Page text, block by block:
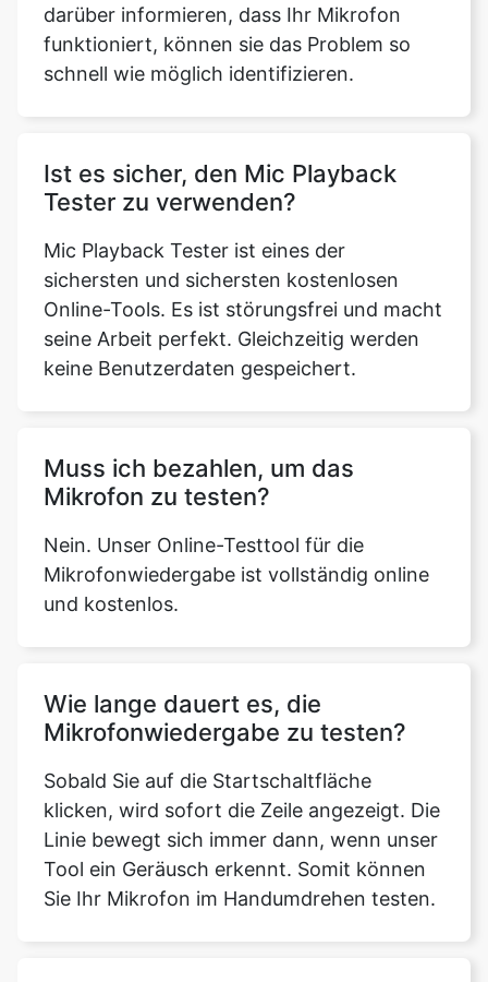
darüber informieren, dass Ihr Mikrofon
funktioniert, können sie das Problem so
schnell wie möglich identifizieren.
Ist es sicher, den Mic Playback
Tester zu verwenden?
Mic Playback Tester ist eines der
sichersten und sichersten kostenlosen
Online-Tools. Es ist störungsfrei und macht
seine Arbeit perfekt. Gleichzeitig werden
keine Benutzerdaten gespeichert.
Muss ich bezahlen, um das
Mikrofon zu testen?
Nein. Unser Online-Testtool für die
Mikrofonwiedergabe ist vollständig online
und kostenlos.
Wie lange dauert es, die
Mikrofonwiedergabe zu testen?
Sobald Sie auf die Startschaltfläche
klicken, wird sofort die Zeile angezeigt. Die
Linie bewegt sich immer dann, wenn unser
Tool ein Geräusch erkennt. Somit können
Sie Ihr Mikrofon im Handumdrehen testen.